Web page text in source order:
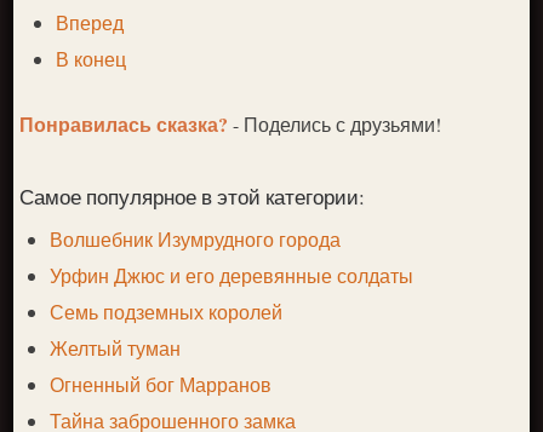
Вперед
В конец
Понравилась сказка?- Поделись с друзьями!
Самое популярное в этой категории:
Волшебник Изумрудного города
Урфин Джюс и его деревянные солдаты
Семь подземных королей
Желтый туман
Огненный бог Марранов
Тайна заброшенного замка